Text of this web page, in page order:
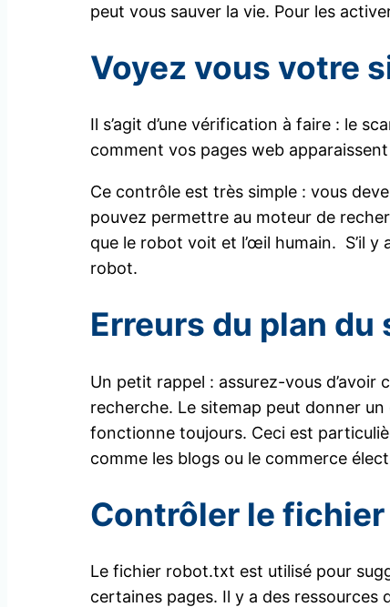
peut vous sauver la vie. Pour les
Voyez vous votre
Il s’agit d’une vérification à faire : le
comment vos pages web
Ce contrôle est très simple : vous
pouvez permettre au moteur de
que le robot voit et l’œil humain. S’il
robot.
Erreurs du plan du
Un petit rappel : assurez-vous d’avoir
recherche. Le sitemap peut donner
fonctionne toujours. Ceci est
comme les blogs ou le commerce
Contrôler le
Le fichier robot.txt est utilisé pour
certaines pages. Il y a des